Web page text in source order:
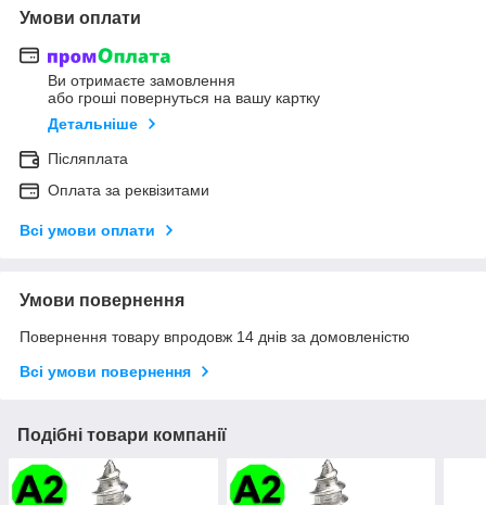
Умови оплати
Ви отримаєте замовлення
або гроші повернуться на вашу картку
Детальніше
Післяплата
Оплата за реквізитами
Всі умови оплати
Умови повернення
Повернення товару впродовж 14 днів за домовленістю
Всі умови повернення
Подібні товари компанії